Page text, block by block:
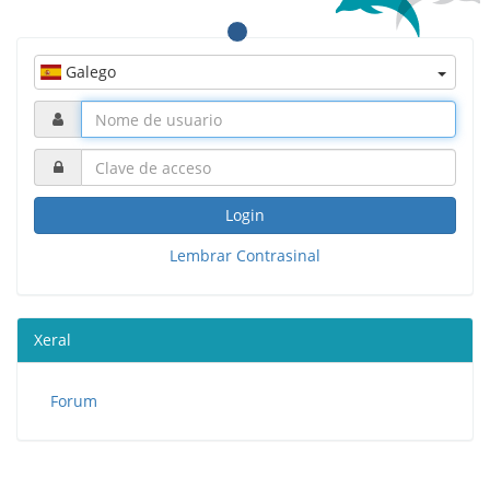
Galego
Login
Lembrar Contrasinal
Xeral
Forum